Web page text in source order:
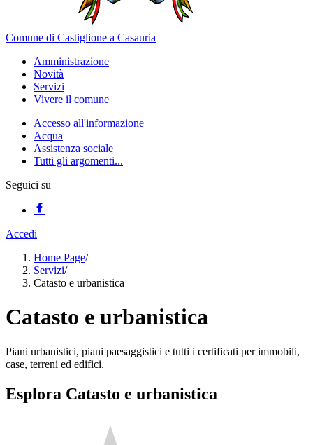
Comune di Castiglione a Casauria
Amministrazione
Novità
Servizi
Vivere il comune
Accesso all'informazione
Acqua
Assistenza sociale
Tutti gli argomenti...
Seguici su
Accedi
Home Page/
Servizi/
Catasto e urbanistica
Catasto e urbanistica
Piani urbanistici, piani paesaggistici e tutti i certificati per immobili,
case, terreni ed edifici.
Esplora Catasto e urbanistica